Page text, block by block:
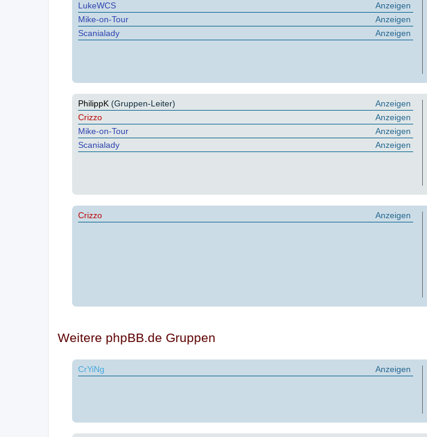
Anzeigen
LukeWCS
Anzeigen
Mike-on-Tour
Anzeigen
Scanialady
Anzeigen
PhilippK (Gruppen-Leiter)
Anzeigen
Crizzo
Anzeigen
Mike-on-Tour
Anzeigen
Scanialady
Anzeigen
Crizzo
Weitere phpBB.de Gruppen
Anzeigen
CrYiNg